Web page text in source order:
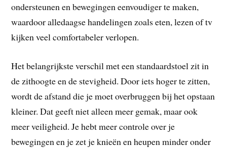
ondersteunen en bewegingen eenvoudiger te maken,
waardoor alledaagse handelingen zoals eten, lezen of tv
kijken veel comfortabeler verlopen.
Het belangrijkste verschil met een standaardstoel zit in
de zithoogte en de stevigheid. Door iets hoger te zitten,
wordt de afstand die je moet overbruggen bij het opstaan
kleiner. Dat geeft niet alleen meer gemak, maar ook
meer veiligheid. Je hebt meer controle over je
bewegingen en je zet je knieën en heupen minder onder